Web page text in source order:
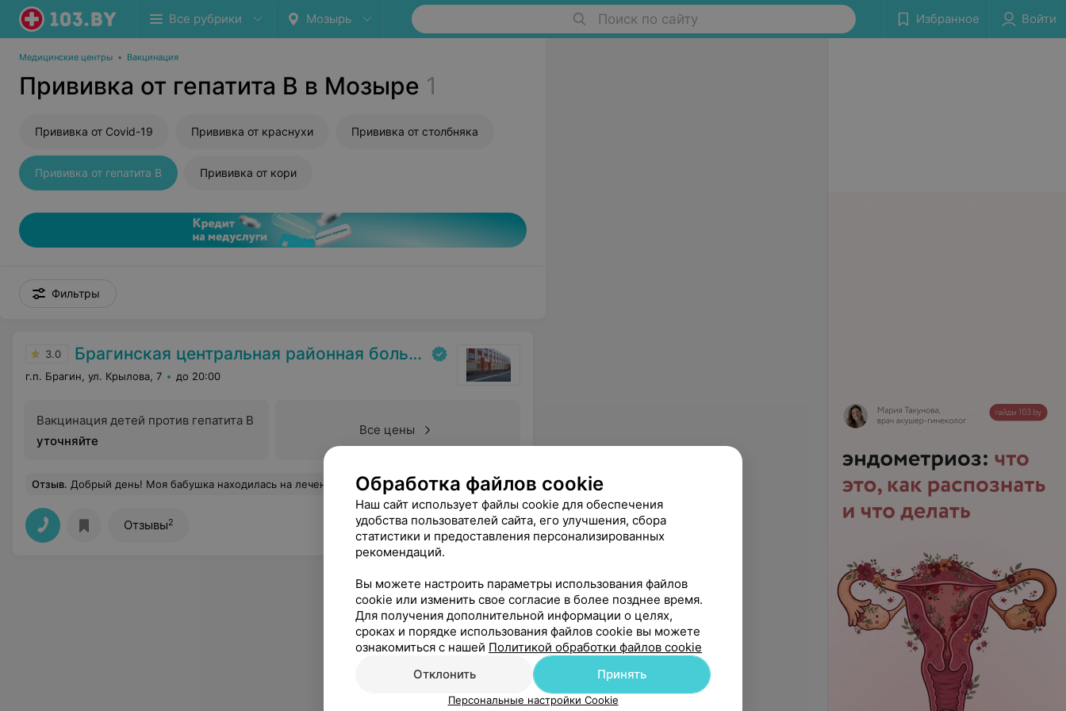
Все рубрики Мозырь Поиск по сайту Избранное Войти
Медицинские центры • Вакцинация
Прививка от гепатита В в Мозыре 1
Прививка от Covid-19 Прививка от краснухи Прививка от столбняка
Прививка от гепатита В Прививка от кори
Фильтры
3.0 Брагинская центральная районная больница
г.п. Брагин, ул. Крылова, 7 до 20:00
Вакцинация детей против гепатита В
уточняйте
Все цены
Отзыв. Добрый день! Моя бабушка находилась на лечении в Брагинской центральной районной больнице в январе 2020 года. Хочу выразить благодарность врачу терапевту Примак Ирине Васильевне от своей бабушки Романовец Галины Васильевны и от себя лично. Спасибо за профессионализм, вовремя оказанное лечение, корректное и внимательное отношение, за душевность. Желаем здоровья и успехов в профессиональной карьере. Еще
Отзывы2
Обработка файлов cookie
Наш сайт использует файлы cookie для обеспечения
удобства пользователей сайта, его улучшения, сбора
статистики и предоставления персонализированных
рекомендаций.
Вы можете настроить параметры использования файлов
cookie или изменить свое согласие в более позднее время.
Для получения дополнительной информации о целях,
сроках и порядке использования файлов cookie вы можете
ознакомиться с нашей Политикой обработки файлов cookie
Отклонить
Принять
Персональные настройки Cookie